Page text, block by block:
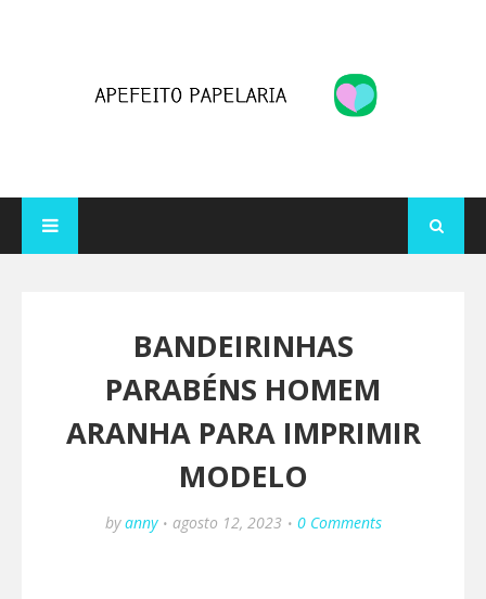
BANDEIRINHAS
PARABÉNS HOMEM
ARANHA PARA IMPRIMIR
MODELO
by anny agosto 12, 2023 0 Comments